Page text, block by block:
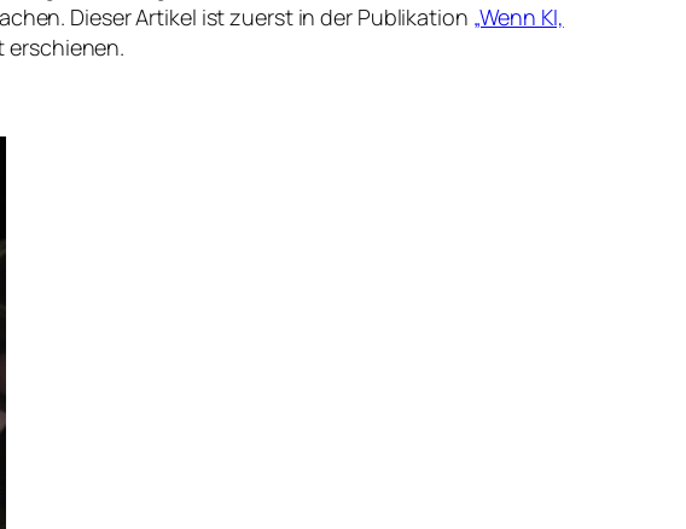
Dieser Artikel ist zuerst in der Publikation „Wenn KI,